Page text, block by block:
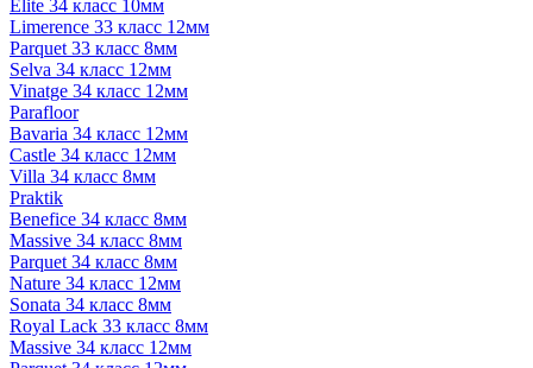
Elite 34 класс 10мм
Limerence 33 класс 12мм
Parquet 33 класс 8мм
Selva 34 класс 12мм
Vinatge 34 класс 12мм
Parafloor
Bavaria 34 класс 12мм
Castle 34 класс 12мм
Villa 34 класс 8мм
Praktik
Benefice 34 класс 8мм
Massive 34 класс 8мм
Parquet 34 класс 8мм
Nature 34 класс 12мм
Sonata 34 класс 8мм
Royal Lack 33 класс 8мм
Massive 34 класс 12мм